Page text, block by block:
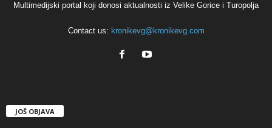
Multimedijski portal koji donosi aktualnosti iz Velike Gorice i Turopolja
Contact us: kronikevg@kronikevg.com
JOŠ OBJAVA